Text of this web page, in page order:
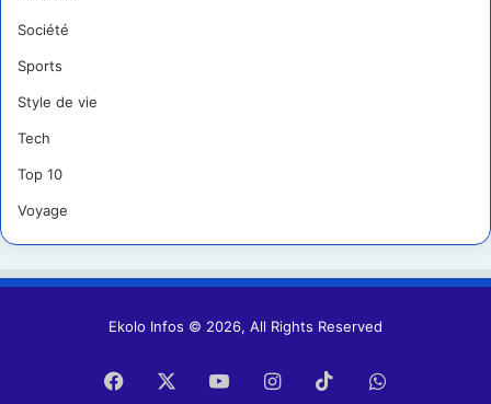
Société
Sports
Style de vie
Tech
Top 10
Voyage
Ekolo Infos © 2026, All Rights Reserved
Facebook YouTubeInstagram
TikTokWhatsApp